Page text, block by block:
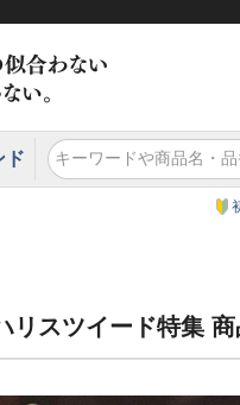
ド
リスツイード特集